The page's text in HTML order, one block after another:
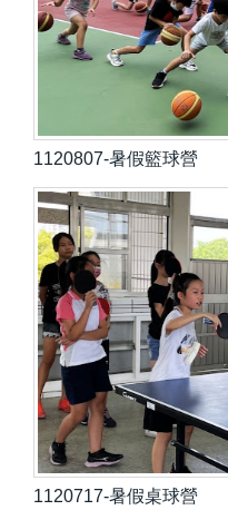
1120807-暑假籃球營
1120717-暑假桌球營